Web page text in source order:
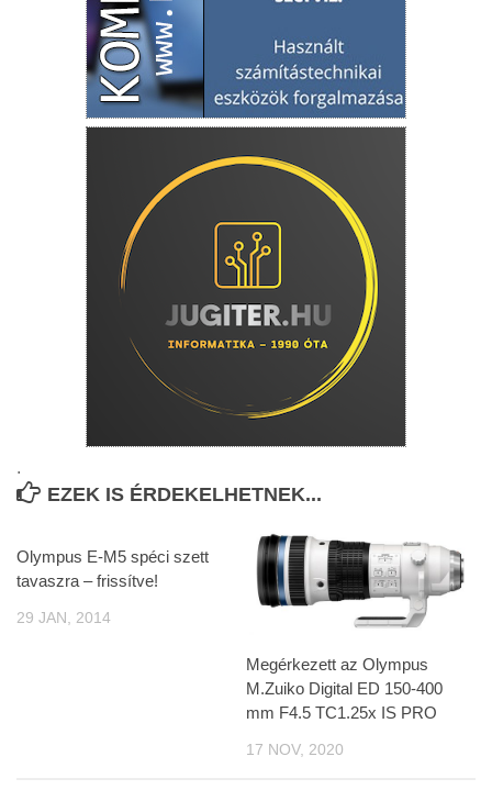
.
EZEK IS ÉRDEKELHETNEK...
Olympus E-M5 spéci szett
tavaszra – frissítve!
29 JAN, 2014
Megérkezett az Olympus
M.Zuiko Digital ED 150-400
mm F4.5 TC1.25x IS PRO
17 NOV, 2020